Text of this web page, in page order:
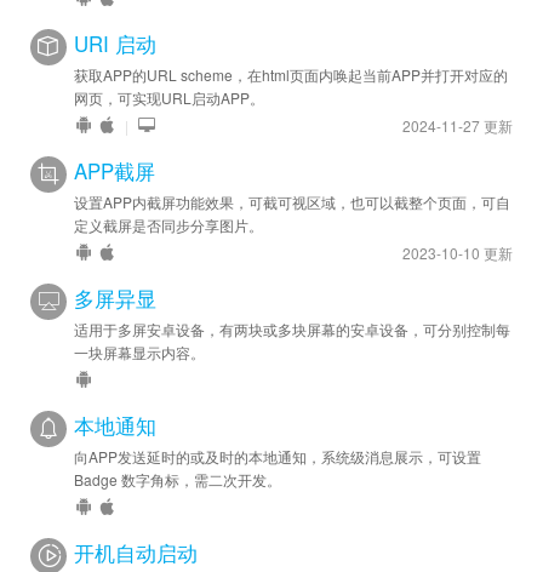
URI 启动
获取APP的URL scheme，在html页面内唤起当前APP并打开对应的
网页，可实现URL启动APP。
|
2024-11-27 更新
APP截屏
设置APP内截屏功能效果，可截可视区域，也可以截整个页面，可自
定义截屏是否同步分享图片。
2023-10-10 更新
多屏异显
适用于多屏安卓设备，有两块或多块屏幕的安卓设备，可分别控制每
一块屏幕显示内容。
本地通知
向APP发送延时的或及时的本地通知，系统级消息展示，可设置
Badge 数字角标，需二次开发。
开机自动启动